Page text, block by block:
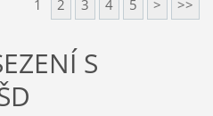
1 2 3 4 5 > >>
S